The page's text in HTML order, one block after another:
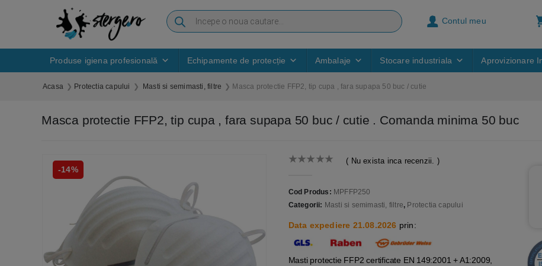
Contul meu
Produse igiena profesională Echipamente de protecție Ambalaje Stocare industriala Aprovizionare
Acasa Protectia capului Masti si semimasti, filtre Masca protectie FFP2, tip cupa , fara supapa 50 buc / cutie
Masca protectie FFP2, tip cupa , fara supapa 50 buc / cutie . Comanda minima 50 buc
-14%
( Nu exista inca recenzii. )
Cod Produs: MPFFP250
Categorii: Masti si semimasti, filtre, Protectia capului
Data expediere 21.08.2026 prin:
Masti protectie FFP2 certificate EN 149:2001 + A1:2009,